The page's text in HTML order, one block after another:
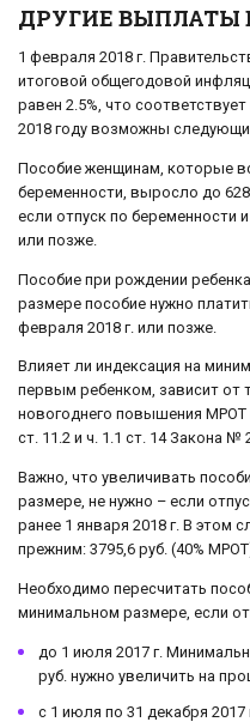
ДРУГИЕ ВЫПЛАТЫ
1 февраля 2018 г.
итоговой общегодовой
равен 2.5%, что
2018 году возможны
Пособие женщинам, которые
беременности, выросло до
если отпуск по беременности
или позже.
Пособие при рождении
размере пособие нужно
февраля 2018 г. или позже.
Влияет ли индексация на
первым ребенком, зависит от
новогоднего повышения МРОТ
ст. 11.2 и ч. 1.1 ст. 14 Закона №
Важно, что увеличивать
размере, не нужно – если
ранее 1 января 2018 г. В этом
прежним: 3795,6 руб. (40%
Необходимо пересчитать
минимальном размере, если
до 1 июля 2017 г.
руб. нужно увеличить на
с 1 июля по 31 декабря 2017